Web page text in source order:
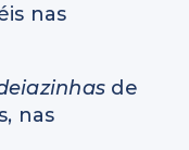
nas
de
nas